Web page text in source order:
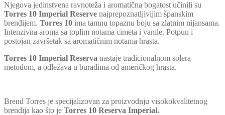
Njegova jedinstvena ravnoteža i aromatična bogatost učinili su
Torres 10 Imperial Reserve najprepoznatljivijim španskim
brendijem. Torres 10 ima tamnu topaznu boju sa zlatnim nijansama.
Intenzivna aroma sa toplim notama cimeta i vanile. Potpun i
postojan završetak sa aromatičnim notama hrasta.
Torres 10 Imperial Reserva nastaje tradicionalnom solera
metodom, a odležava u buradima od američkog hrasta.
Brend Torres je specijalizovan za proizvodnju visokokvalitetnog
brendija kao što je Torres 10 Reserva Imperial.